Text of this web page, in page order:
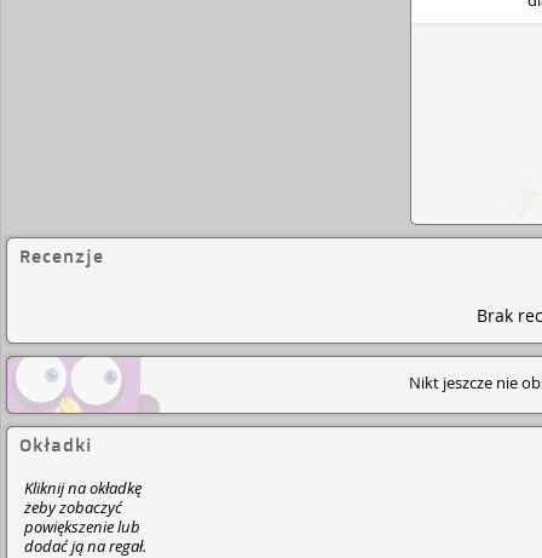
Recenzje
Brak
Nikt jeszcze nie
Okładki
Kliknij na okładkę
żeby zobaczyć
powiększenie lub
dodać ją na regał.